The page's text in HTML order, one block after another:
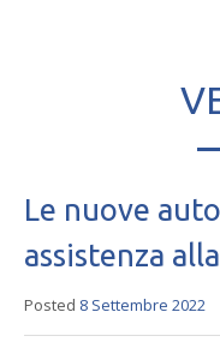
Le nuove
assistenza
Posted 8 Settembre 2022